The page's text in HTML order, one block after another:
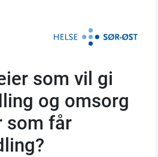
som vil gi
og omsorg
som får